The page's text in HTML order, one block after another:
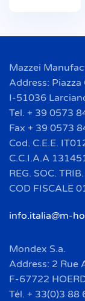
Mazzei
Address:
I-51036
Tel. + 39 0573
Fax + 39 0573
Cod. C.E.E.
C.C.I.A.A
REG. SOC.
COD FISCALE
info.italia@m-
Mondex S.a.
Address: 2 Rue
F-67722
Tél. + 33(0)3 88